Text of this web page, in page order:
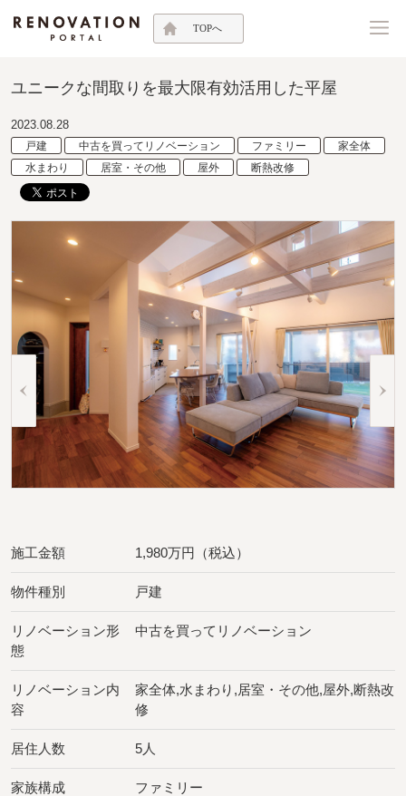
TOPへ
ユニークな間取りを最大限有効活用した平屋
2023.08.28
戸建 中古を買ってリノベーション ファミリー
家全体
水まわり
居室・その他 屋外 断熱改修
施工金額 1,980万円（税込）
物件種別 戸建
リノベーション形
態
中古を買ってリノベーション
リノベーション内
容
家全体,水まわり,居室・その他,屋外,断熱改
修
居住人数 5人
家族構成 ファミリー